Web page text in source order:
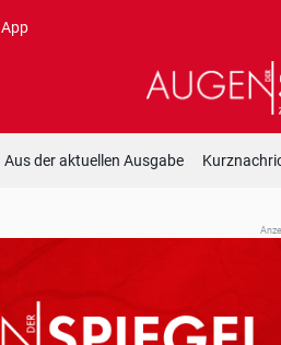
App
Aus der aktuellen Ausgabe